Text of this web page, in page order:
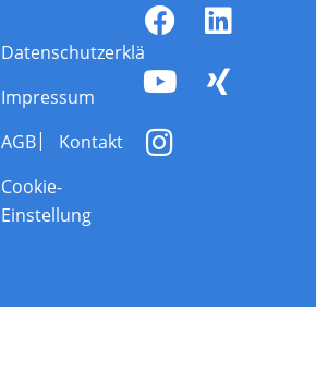
Datenschutzerklärung
Impressum
AGB
Kontakt
Cookie-
Einstellung